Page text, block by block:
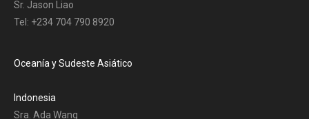
Sr. Jason Liao
Tel: +234 704 790 8920
Oceanía y Sudeste Asiático
Indonesia
Sra. Ada Wang